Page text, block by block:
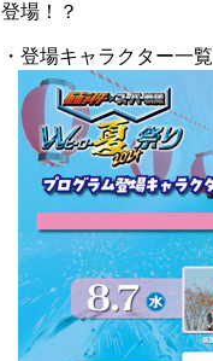
登場！？
・登場キャラクター一覧